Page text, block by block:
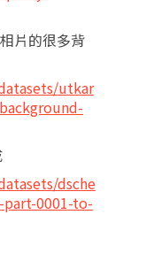
片的很多背
utkar
dsche
0001-to-